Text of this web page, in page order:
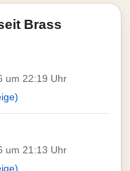
Brass
um 22:19 Uhr
um 21:13 Uhr